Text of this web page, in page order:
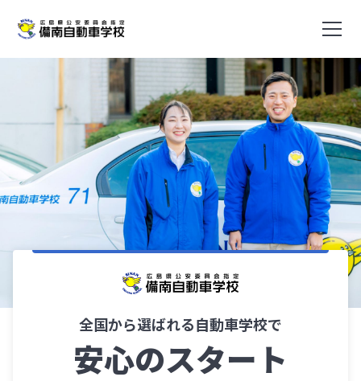
メニ
全国から選ばれる自動車学校で
安心のスタート